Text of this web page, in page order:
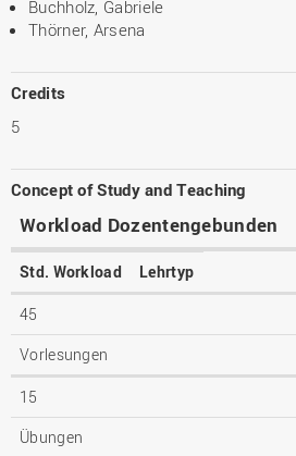
Buchholz, Gabriele
Thörner, Arsena
Credits
5
Concept of Study and Teaching
Workload Dozentengebunden
Std. Workload Lehrtyp
45
Vorlesungen
15
Übungen